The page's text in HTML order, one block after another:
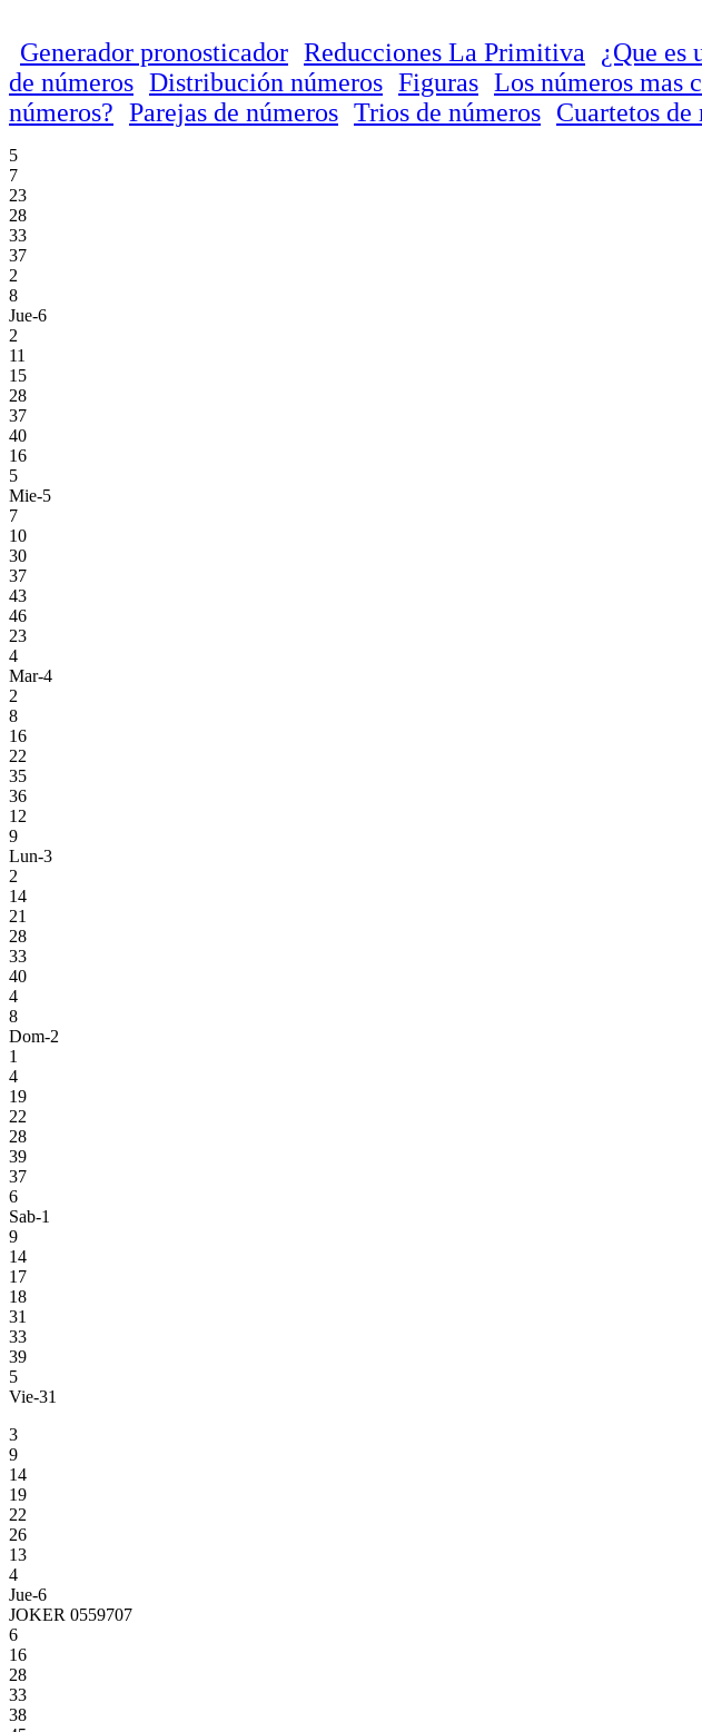
Generador pronosticador Reducciones La Primitiva ¿Que es
de números Distribución números Figuras Los números mas
números? Parejas de números Trios de números Cuartetos de
5
7
23
28
33
37
2
8
Jue-6
2
11
15
28
37
40
16
5
Mie-5
7
10
30
37
43
46
23
4
Mar-4
2
8
16
22
35
36
12
9
Lun-3
2
14
21
28
33
40
4
8
Dom-2
1
4
19
22
28
39
37
6
Sab-1
9
14
17
18
31
33
39
5
Vie-31
3
9
14
19
22
26
13
4
Jue-6
JOKER 0559707
6
16
28
33
38